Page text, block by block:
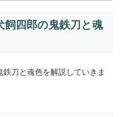
飼四郎の鬼鉄刀と魂
刀と魂色を解説していきま